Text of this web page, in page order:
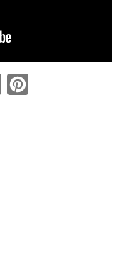
Copy